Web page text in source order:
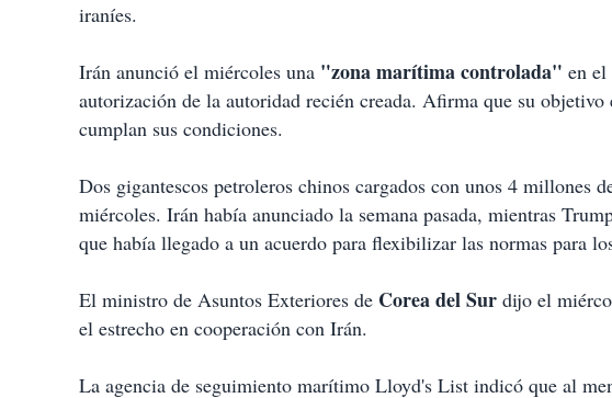
iraníes.
Irán anunció el miércoles una "zona marítima controlada" en
autorización de la autoridad recién creada. Afirma que su
cumplan sus condiciones.
Dos gigantescos petroleros chinos cargados con unos 4 millones
miércoles. Irán había anunciado la semana pasada, mientras
que había llegado a un acuerdo para flexibilizar las normas para
El ministro de Asuntos Exteriores de Corea del Sur dijo el
el estrecho en cooperación con Irán.
La agencia de seguimiento marítimo Lloyd's List indicó que al